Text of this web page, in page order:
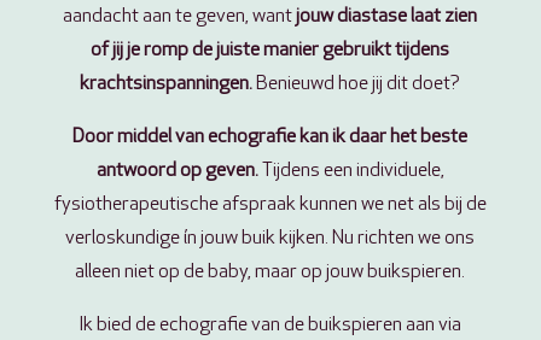
aandacht aan te geven, wantjouw diastase laat zien
of jij je romp de juiste manier gebruikt tijdens
krachtsinspanningen. Benieuwd hoe jij dit doet?
Door middel van echografie kan ik daar het beste
antwoord op geven.Tijdens een individuele,
fysiotherapeutische afspraak kunnen we net als bij de
verloskundige ín jouw buik kijken. Nu richten we ons
alleen niet op de baby, maar op jouw buikspieren.
Ik bied de echografie van de buikspieren aan via